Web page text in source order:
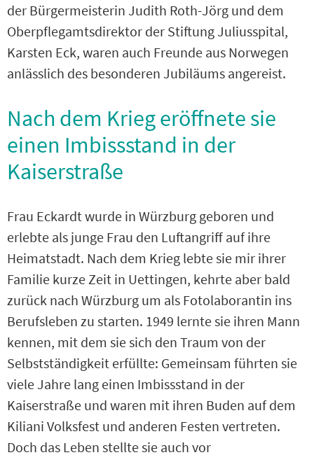
der Bürgermeisterin Judith Roth-Jörg und dem
Oberpflegamtsdirektor der Stiftung Juliusspital,
Karsten Eck, waren auch Freunde aus Norwegen
anlässlich des besonderen Jubiläums angereist.
Nach dem Krieg eröffnete sie
einen Imbissstand in der
Kaiserstraße
Frau Eckardt wurde in Würzburg geboren und
erlebte als junge Frau den Luftangriff auf ihre
Heimatstadt. Nach dem Krieg lebte sie mir ihrer
Familie kurze Zeit in Uettingen, kehrte aber bald
zurück nach Würzburg um als Fotolaborantin ins
Berufsleben zu starten. 1949 lernte sie ihren Mann
kennen, mit dem sie sich den Traum von der
Selbstständigkeit erfüllte: Gemeinsam führten sie
viele Jahre lang einen Imbissstand in der
Kaiserstraße und waren mit ihren Buden auf dem
Kiliani Volksfest und anderen Festen vertreten.
Doch das Leben stellte sie auch vor